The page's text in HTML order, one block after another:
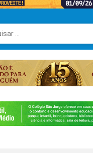
por: